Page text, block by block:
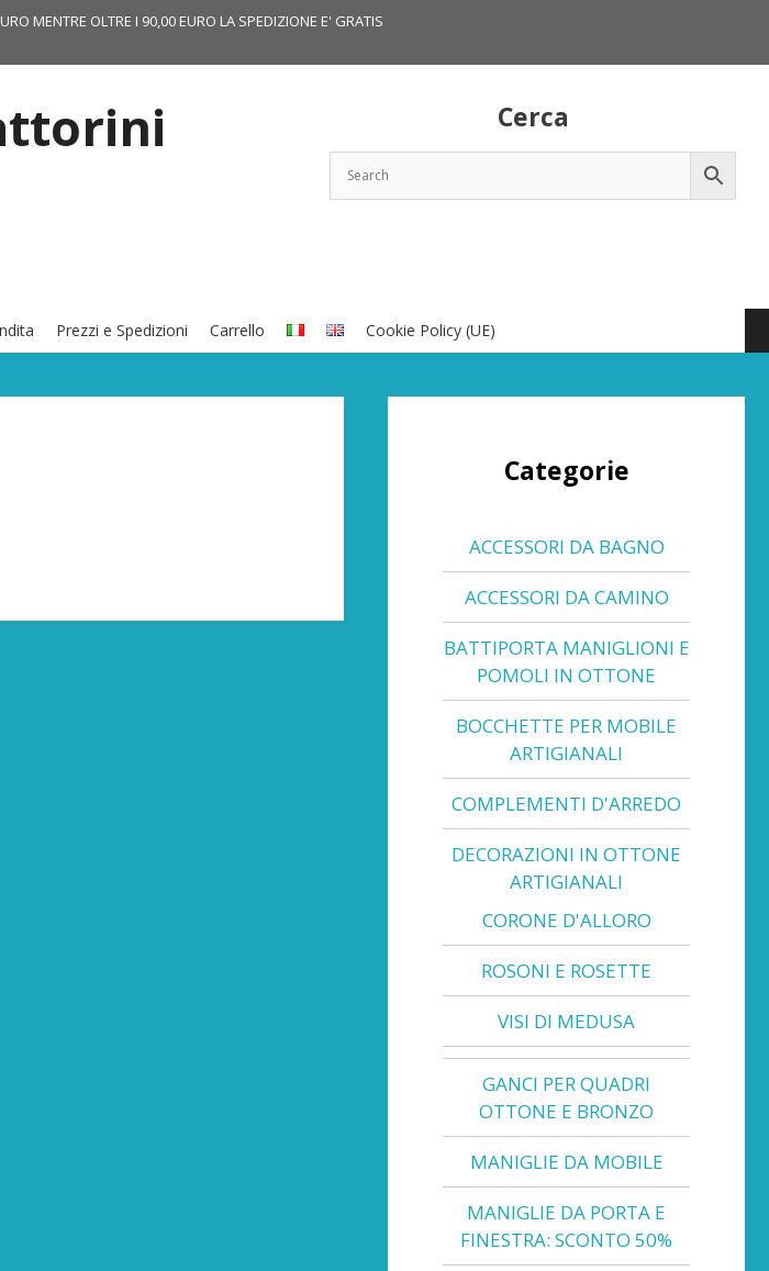
MENTRE OLTRE I 90,00 EURO LA SPEDIZIONE E' GRATIS
Cerca
Prezzi e Spedizioni Carrello Cookie Policy (UE)
Categorie
ACCESSORI DA BAGNO
ACCESSORI DA CAMINO
BATTIPORTA MANIGLIONI E
POMOLI IN OTTONE
BOCCHETTE PER MOBILE
ARTIGIANALI
COMPLEMENTI D'ARREDO
DECORAZIONI IN OTTONE
ARTIGIANALI
CORONE D'ALLORO
ROSONI E ROSETTE
VISI DI MEDUSA
GANCI PER QUADRI
OTTONE E BRONZO
MANIGLIE DA MOBILE
MANIGLIE DA PORTA E
FINESTRA: SCONTO 50%